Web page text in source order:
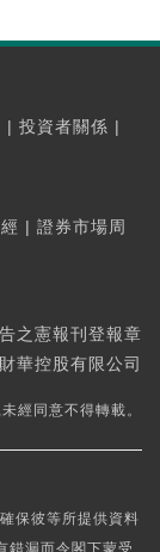
| 投資者關係 |
| 證券市場周
之憲報刊登報章
控股有限公司
經同意不得轉載。
保彼等所提供資料